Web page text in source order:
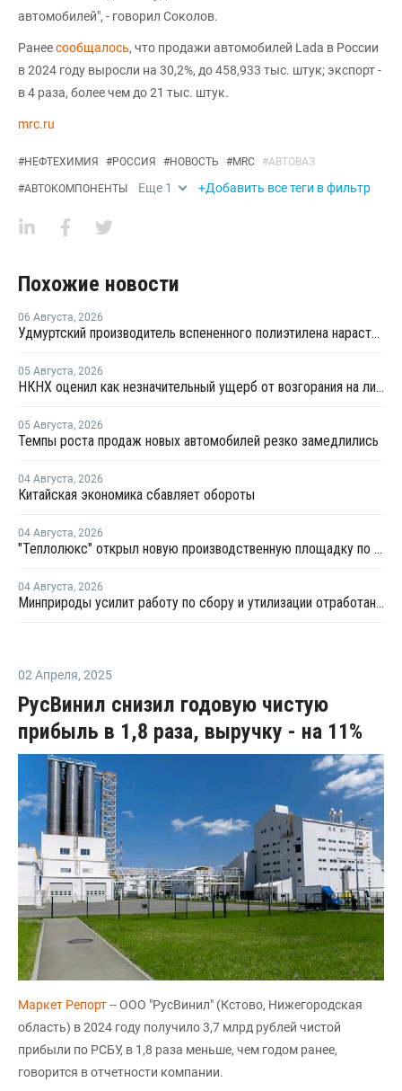
автомобилей", - говорил Соколов.
Ранеесообщалось, что продажи автомобилей Lada в России
в 2024 году выросли на 30,2%, до 458,933 тыс. штук; экспорт -
в 4 раза, более чем до 21 тыс. штук.
mrc.ru
#НЕФТЕХИМИЯ #РОССИЯ #НОВОСТЬ #MRC #АВТОВАЗ
#АВТОКОМПОНЕНТЫ Еще 1 +Добавить все теги в фильтр
Похожие новости
06 Августа, 2026
Удмуртский производитель вспененного полиэтилена нарастит выпуск на 15%
05 Августа, 2026
НКНХ оценил как незначительный ущерб от возгорания на линии полистирола
05 Августа, 2026
Темпы роста продаж новых автомобилей резко замедлились
04 Августа, 2026
Китайская экономика сбавляет обороты
04 Августа, 2026
"Теплолюкс" открыл новую производственную площадку по выпуску инженерных систем
04 Августа, 2026
Минприроды усилит работу по сбору и утилизации отработанных шин
02 Апреля, 2025
РусВинил снизил годовую чистую
прибыль в 1,8 раза, выручку - на 11%
Маркет Репорт-- ООО "РусВинил" (Кстово, Нижегородская
область) в 2024 году получило 3,7 млрд рублей чистой
прибыли по РСБУ, в 1,8 раза меньше, чем годом ранее,
говорится в отчетности компании.